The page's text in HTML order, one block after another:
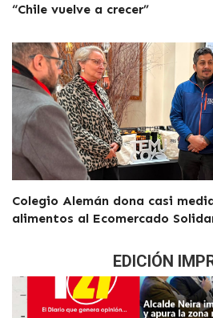
“Chile vuelve a crecer”
Colegio Alemán dona casi
alimentos al Ecomercado
EDICIÓN